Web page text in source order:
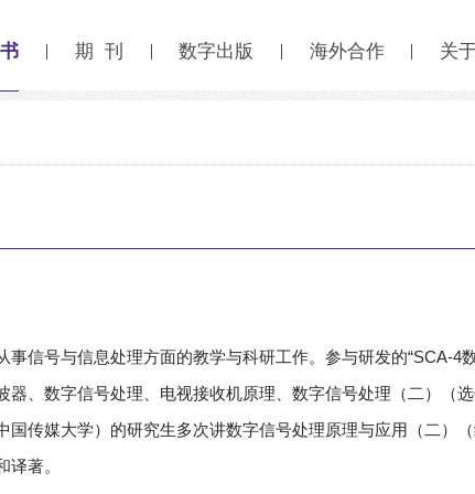
期 刊 数字出版 海外合作 关
事信号与信息处理方面的教学与科研工作。参与研发的“SCA-4
器、数字信号处理、电视接收机原理、数字信号处理（二）（
国传媒大学）的研究生多次讲数字信号处理原理与应用（二）
著。